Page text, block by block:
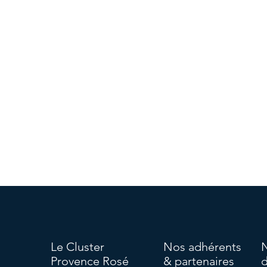
Le Cluster
Provence Rosé
Nos adhérents
& partenaires